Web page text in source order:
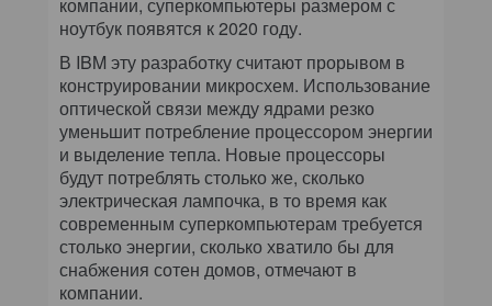
ноутбук появятся к 2020 году.
В IBM эту разработку считают прорывом в
конструировании микросхем. Использование
оптической связи между ядрами резко
уменьшит потребление процессором энергии
и выделение тепла. Новые процессоры
будут потреблять столько же, сколько
электрическая лампочка, в то время как
современным суперкомпьютерам требуется
столько энергии, сколько хватило бы для
снабжения сотен домов, отмечают в
компании.